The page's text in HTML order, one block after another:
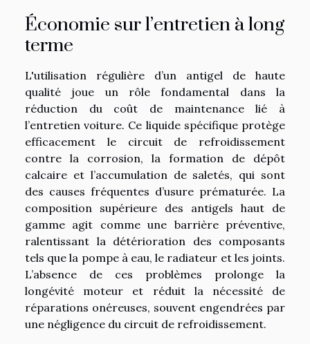
Économie sur l’entretien à long
terme
L'utilisation régulière d’un antigel de haute
qualité joue un rôle fondamental dans la
réduction du coût de maintenance lié à
l’entretien voiture. Ce liquide spécifique protège
efficacement le circuit de refroidissement
contre la corrosion, la formation de dépôt
calcaire et l’accumulation de saletés, qui sont
des causes fréquentes d’usure prématurée. La
composition supérieure des antigels haut de
gamme agit comme une barrière préventive,
ralentissant la détérioration des composants
tels que la pompe à eau, le radiateur et les joints.
L’absence de ces problèmes prolonge la
longévité moteur et réduit la nécessité de
réparations onéreuses, souvent engendrées par
une négligence du circuit de refroidissement.